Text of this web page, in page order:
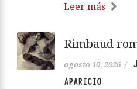
Leer más
Rimbaud
agosto 10, 2026 /
APARICIO